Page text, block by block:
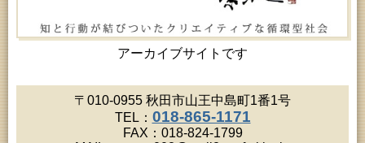
アーカイブサイトです
2026年08月18日 (秋田市)
乳幼児・青少年教育「おはなしの会」
2026年08月19日 (秋田市)
2026年08月19日 (秋田市)
高齢者教育「北部高齢者大学」
2026年08月19日 (秋田市)
成人教育「市民大学講座『佐竹史料館展示資料から
〒010-0955 秋田市山王中島町1番1号
TEL： 018-865-1171
FAX：018-824-1799